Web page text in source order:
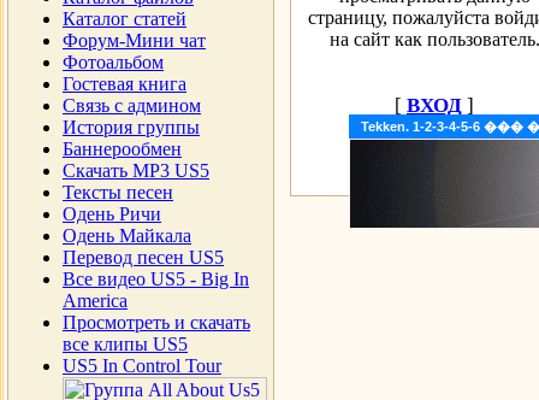
Каталог статей
Форум-Мини чат
Фотоальбом
Гостевая книга
Cвязь с админом
История группы
Баннерообмен
Скачать MP3 US5
Тексты песен
Одень Ричи
Одень Майкала
Перевод песен US5
Все видео US5 - Big In
America
Просмотреть и скачать
все клипы US5
US5 In Control Tour
Tekken. 1-2-3-4-5-6
страницу, пожалуйста
на сайт как пользователь.
[ ВХОД ]